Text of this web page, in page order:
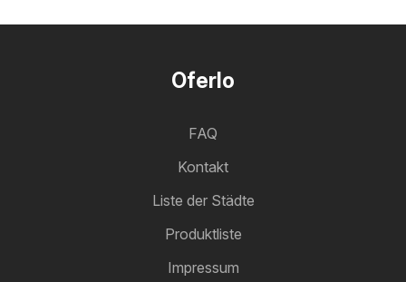
Oferlo
FAQ
Kontakt
Liste der Städte
Produktliste
Impressum